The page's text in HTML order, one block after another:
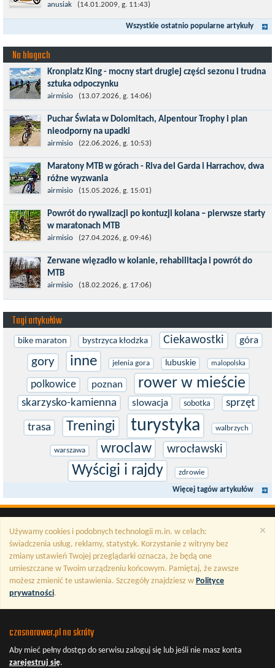
Dohmers'a - idealny na miejskie warunki choćby z tego względu,
że można go używać...
anusiak (14.01.2009, g. 11:43)
Wszystkie ostatnio popularne artykuły
Na blogach
Kronplatz King - mocny start drugiej części sezonu i trudna
sztuka odpoczynku
Kronplatz King, epicki MTB Maraton z metą na 2275 m we
włoskich Alpach – łącznie 3000 metrów przewyższenia na
dystansie 60 km, ze...
airmisio (13.07.2026, g. 14:06)
Puchar Świata w Dolomitach, Alpentour Trophy i plan
nieodporny na upadki
Czerwiec w moim planie oznaczał wejście w najbardziej
wymagający etap i cel pierwszej części sezonu: Puchar Świata w
maratonie MTB w Dolomitach...
airmisio (22.06.2026, g. 10:53)
Maratony MTB w górach - Riva del Garda i Harrachov, dwa
różne wyzwania
Maj to idealny czas, by z płaskich i szybkich wyścigów przejść do
znacznie bardziej ambitnych wyzwań, jakimi są górskie wyścigi
MTB....
airmisio (15.05.2026, g. 15:01)
Powrót do rywalizacji po kontuzji kolana – pierwsze starty
w maratonach MTB
Prawdziwym testem po kontuzji kolana i uszkodzeniu więzadeł
jest powrót do sportowej rywalizacji. Podczas zawodów znikają
bariery,...
airmisio (27.04.2026, g. 09:46)
Zerwane więzadło w kolanie, rehabilitacja i powrót do
MTB
W sporcie nie ma kalkulacji, niezależnie od stopnia
zaawansowania. Trenujesz, startujesz w zawodach i chcesz po
prostu oddać się grze, dać z siebie...
airmisio (18.02.2026, g. 17:06)
Tagi artykułów
bike maraton bystrzyca kłodzka Ciekawostki góra
gory inne jelenia gora lubuskie malopolska
polkowice poznan rower w mieście
skarzysko-kamienna slowacja sobotka sprzęt
trasa Treningi turystyka walbrzych
warszawa wroclaw wrocławski
Wyścigi i rajdy zdrowie
Więcej tagów artykułów
×
Używamy cookies i podobnych technologii m.in. w celach:
świadczenia usług, reklamy, statystyk. Korzystanie z witryny bez
zmiany ustawień Twojej przeglądarki oznacza, że będą one
umieszczane w Twoim urządzeniu końcowym. Pamiętaj, że zawsze
możesz zmienić te ustawienia. Szczegóły znajdziesz w Polityce
prywatności.
czasnarower.pl na skróty
Aby mieć pełny dostęp do serwisu zaloguj się lub jeśli nie masz konta
zarejestruj się.